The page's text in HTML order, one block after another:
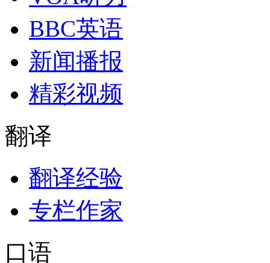
BBC英语
新闻播报
精彩视频
翻译
翻译经验
专栏作家
口语